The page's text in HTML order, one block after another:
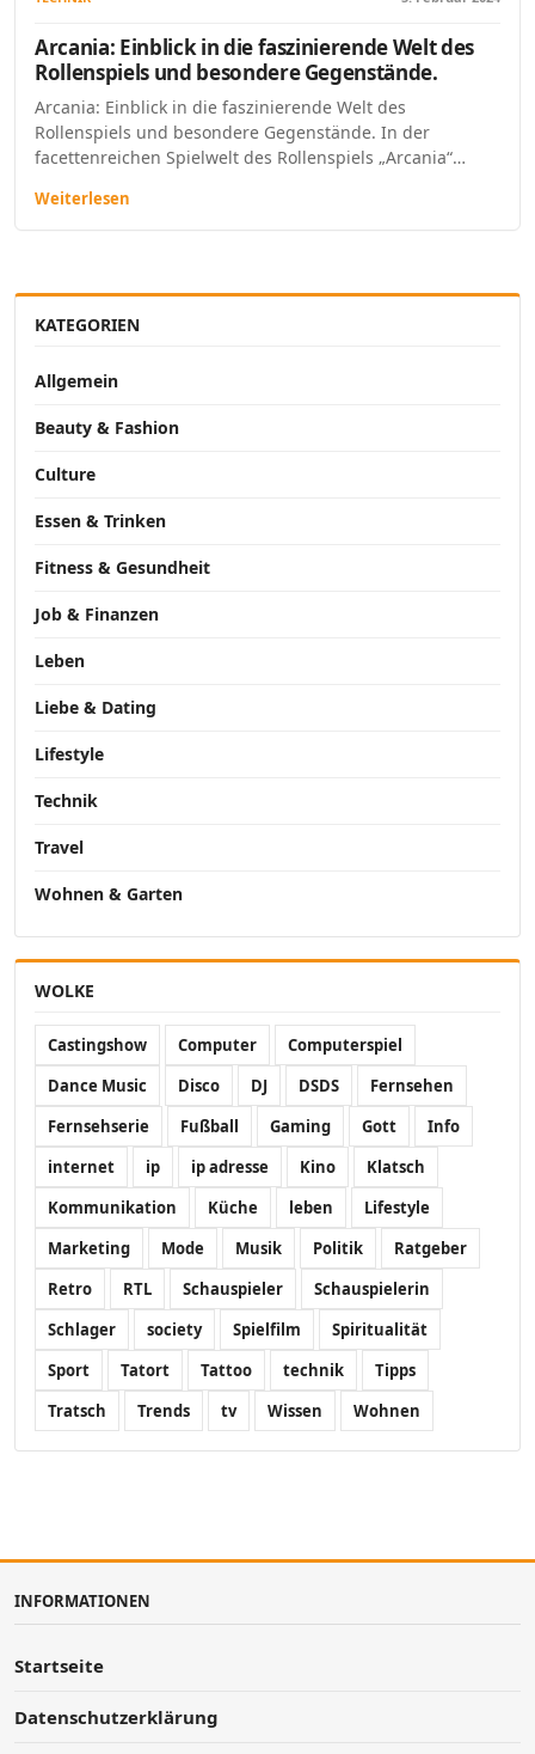
Arcania: Einblick in die faszinierende Welt des
Rollenspiels und besondere Gegenstände.
Arcania: Einblick in die faszinierende Welt des
Rollenspiels und besondere Gegenstände. In der
facettenreichen Spielwelt des Rollenspiels „Arcania“…
Weiterlesen
KATEGORIEN
Allgemein
Beauty & Fashion
Culture
Essen & Trinken
Fitness & Gesundheit
Job & Finanzen
Leben
Liebe & Dating
Lifestyle
Technik
Travel
Wohnen & Garten
WOLKE
Castingshow Computer
Computerspiel
Dance Music
Disco DJ DSDS
Fernsehen
Fernsehserie
Fußball Gaming Gott
Info
internet
ip ip adresse Kino
Klatsch
Kommunikation
Küche leben
Lifestyle
Marketing
Mode Musik Politik
Ratgeber
Retro
RTL Schauspieler
Schauspielerin
Schlager
society Spielfilm
Spiritualität
Sport
Tatort Tattoo technik
Tipps
Tratsch
Trends tv Wissen Wohnen
INFORMATIONEN
Startseite
Datenschutzerklärung